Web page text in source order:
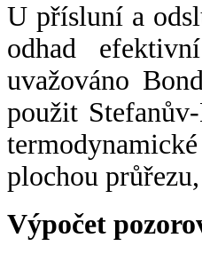
U přísluní a
odhad
uvažováno
použit
plochou
Výpočet